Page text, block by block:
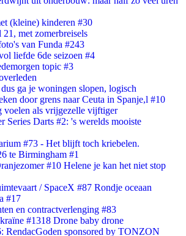
(kleine) kinderen #30
met zomerbreisels
van Funda #243
liefde 6de seizoen #4
topic #3
ga je woningen slopen, logisch
door grens naar Ceuta in Spanje,l #10
voelen als vrijgezelle vijftiger
Series Darts #2: 's werelds mooiste
#73 - Het blijft toch kriebelen.
te Birmingham #1
#10 Helene je kan het niet stop
/ SpaceX #87 Rondje oceaan
#17
en contractverlenging #83
#1318 Drone baby drone
RendacGoden sponsored by TONZON